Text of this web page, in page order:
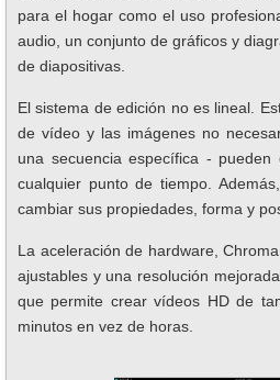
para el hogar como el uso
audio, un conjunto de gráficos y
de diapositivas.
El sistema de edición no es lineal.
de vídeo y las imágenes no
una secuencia específica -
cualquier punto de tiempo.
cambiar sus propiedades, forma y
La aceleración de hardware,
ajustables y una resolución
que permite crear vídeos HD de
minutos en vez de horas.